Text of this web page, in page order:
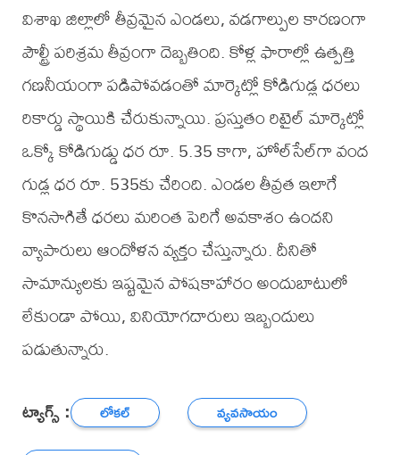
విశాఖ జిల్లాలో తీవ్రమైన ఎండలు, వడగాల్పుల కారణంగా
పౌల్ట్రీ పరిశ్రమ తీవ్రంగా దెబ్బతింది. కోళ్ల ఫారాల్లో ఉత్పత్తి
గణనీయంగా పడిపోవడంతో మార్కెట్లో కోడిగుడ్ల ధరలు
రికార్డు స్థాయికి చేరుకున్నాయి. ప్రస్తుతం రిటైల్ మార్కెట్లో
ఒక్కో కోడిగుడ్డు ధర రూ. 5.35 కాగా, హోల్‌సేల్‌గా వంద
గుడ్ల ధర రూ. 535కు చేరింది. ఎండల తీవ్రత ఇలాగే
కొనసాగితే ధరలు మరింత పెరిగే అవకాశం ఉందని
వ్యాపారులు ఆందోళన వ్యక్తం చేస్తున్నారు. దీనితో
సామాన్యులకు ఇష్టమైన పోషకాహారం అందుబాటులో
లేకుండా పోయి, వినియోగదారులు ఇబ్బందులు
పడుతున్నారు.
ట్యాగ్స్ : లోకల్
వ్యవసాయం